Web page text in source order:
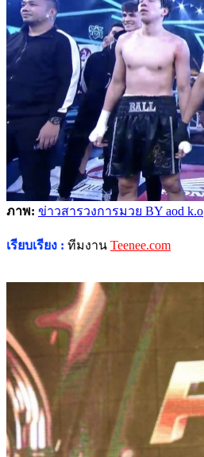
ภาพ: ข่าวสารวงการมวย BY aod k.o
เรียบเรียง : ทีมงาน Teenee.com